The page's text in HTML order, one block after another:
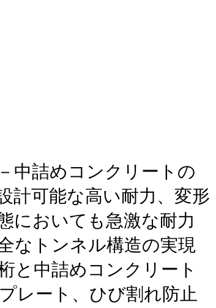
中詰めコンクリートの
計可能な高い耐力、変形
においても急激な耐力
なトンネル構造の実現
と中詰めコンクリート
レート、ひび割れ防止